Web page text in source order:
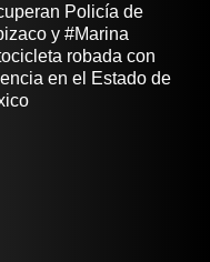
Policía de
y #Marina
robada con
en el Estado de